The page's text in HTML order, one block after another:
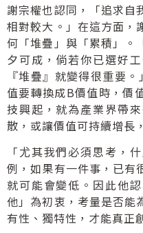
謝宗權也認同，「追求自
相對較大。」在這方面，
何「堆疊」與「累積」。
夕可成，倘若你已選好
『堆疊』就變得很重要
值要轉換成B價值時，價
技興起，就為產業界帶
散，或讓價值可持續增長
「尤其我們必須思考，
例，如果有一件事，已有
就可能會變低。因此他
他」為初衷，考量是否能
有性、獨特性，才能真正